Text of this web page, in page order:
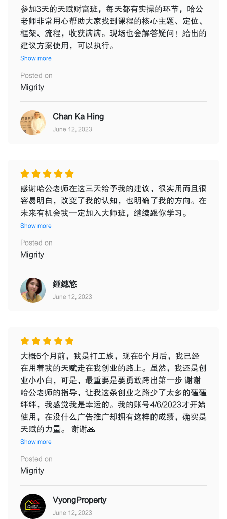
参加3天的天赋财富班，每天都有实操的环节，哈公
老师非常用心帮助大家找到课程的核心主题、定位、
框架、流程，收获满满。现场也会解答疑问！給出的
建议方案使用，可以执行。
Show more
Posted on
Migrity
Chan Ka Hing
June 12, 2023
感谢哈公老师在这三天给予我的建议，很实用而且很
容易明白，改变了我的认知，也明确了我的方向。在
未来有机会我一定加入大师班，继续跟你学习。
Show more
Posted on
Migrity
鍾鏸慜
June 12, 2023
大概6个月前，我是打工族，现在6个月后，我已经
在用着我的天赋走在我创业的路上。虽然，我还是创
业小小白，可是，最重要是要勇敢跨出第一步 谢谢
哈公老师的指导，让我这条创业之路少了太多的磕磕
绊绊，我感觉我是幸运的。我的账号4/6/2023才开始
使用，在没什么广告推广却拥有这样的成绩，确实是
天赋的力量。 谢谢🙏
Show more
Posted on
Migrity
VyongProperty
June 12, 2023